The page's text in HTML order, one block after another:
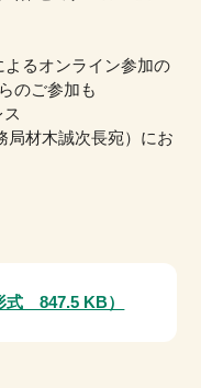
るオンライン参加の
のご参加も
局材木誠次長宛）にお
式 847.5 KB）